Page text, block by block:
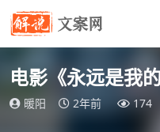
电影《永远是我
暖阳 2年前 174